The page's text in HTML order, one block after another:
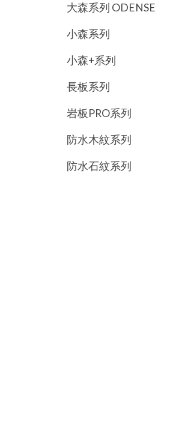
大森系列 ODENSE
小森系列
小森+系列
長板系列
岩板PRO系列
防水木紋系列
防水石紋系列